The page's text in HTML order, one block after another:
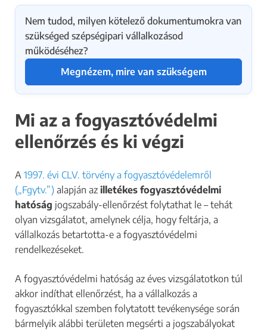
Nem tudod, milyen kötelező dokumentumokra van
szükséged szépségipari vállalkozásod
működéséhez?
Megnézem, mire van szükségem
Mi az a fogyasztóvédelmi
ellenőrzés és ki végzi
A 1997. évi CLV. törvény a fogyasztóvédelemről
(„Fgytv.”) alapján az illetékes fogyasztóvédelmi
hatóság jogszabály-ellenőrzést folytathat le – tehát
olyan vizsgálatot, amelynek célja, hogy feltárja, a
vállalkozás betartotta-e a fogyasztóvédelmi
rendelkezéseket.
A fogyasztóvédelmi hatóság az éves vizsgálatotkon túl
akkor indíthat ellenőrzést, ha a vállalkozás a
fogyasztókkal szemben folytatott tevékenysége során
bármelyik alábbi területen megsérti a jogszabályokat